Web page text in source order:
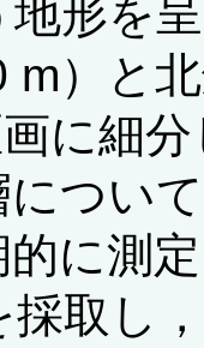
地形を
m）と
に細
つい
に測
取し